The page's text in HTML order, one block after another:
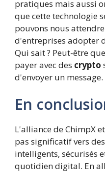
pratiques mais aussi
que cette technologie
pouvons nous
d'entreprises adopter
Qui sait ? Peut-être
payer avec des crypto
d'envoyer un message.
En
L'alliance de ChimpX
pas significatif vers
intelligents, sécurisés
quotidien digital. En